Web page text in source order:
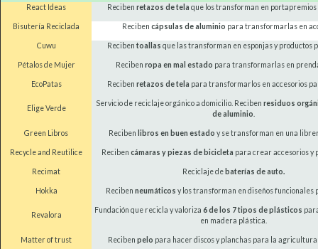
React Ideas Reciben retazos de tela que los transforman en
Bisutería Reciclada Reciben cápsulas de aluminio para transformarlas en
Cuwu Reciben toallas que las transforman en esponjas y productos
Pétalos de Mujer Reciben ropa en mal estado para transformarlas en
EcoPatas Reciben retazos de tela para transformarlos en accesorios
Elige Verde
Servicio de reciclaje orgánico a domicilio. Reciben residuos
de aluminio
Green Libros Reciben libros en buen estado y se transforman en una
Recycle and Reutilice Reciben cámaras y piezas de bicicleta para crear accesorios y
Recimat Reciclaje de baterías de auto.
Hokka Reciben neumáticos y los transforman en diseños funcionales
Revalora
Fundación que recicla y valoriza 6 de los 7 tipos de plásticos
en madera plástica.
Matter of trust Reciben pelo para hacer discos y planchas para la